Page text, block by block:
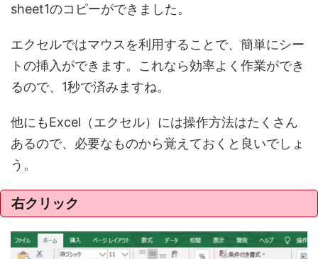
sheet1のコピーができました。
エクセルではマウスを利用することで、簡単にシー
トの挿入ができます。これなら効率よく作業ができ
るので、1秒で済みますね。
他にもExcel（エクセル）には操作方法はたくさん
あるので、必要なものから覚えておくと良いでしょ
う。
右クリック